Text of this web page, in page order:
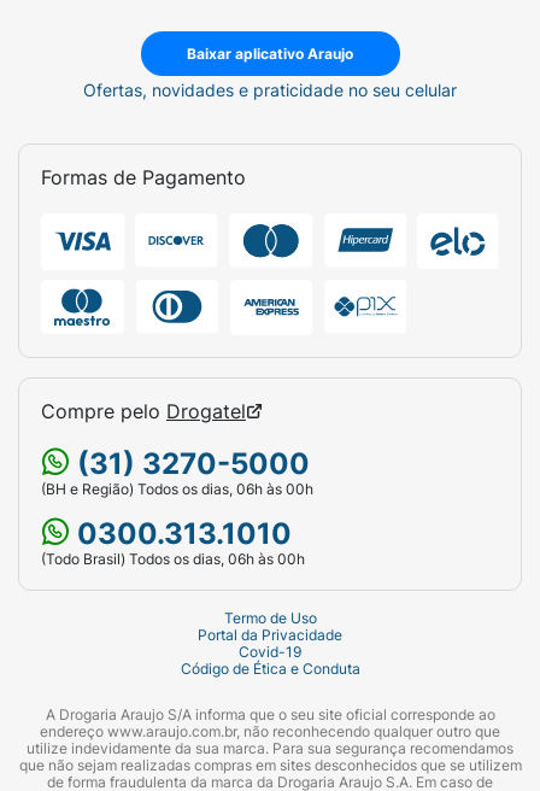
Baixar aplicativo Araujo
Ofertas, novidades e praticidade no seu celular
Formas de Pagamento
Compre pelo Drogatel
(31) 3270-5000
(BH e Região) Todos os dias, 06h às 00h
0300.313.1010
(Todo Brasil) Todos os dias, 06h às 00h
Termo de Uso
Portal da Privacidade
Covid-19
Código de Ética e Conduta
A Drogaria Araujo S/A informa que o seu site oficial corresponde ao
endereço www.araujo.com.br, não reconhecendo qualquer outro que
utilize indevidamente da sua marca. Para sua segurança recomendamos
que não sejam realizadas compras em sites desconhecidos que se utilizem
de forma fraudulenta da marca da Drogaria Araujo S.A. Em caso de